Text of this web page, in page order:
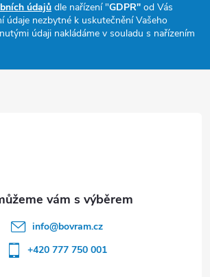
údajů dle nařízení "GDPR" od Vás
údaje nezbytné k uskutečnění Vašeho
údaji nakládáme v souladu s nařízením
info@bovram.cz
+420 777 750 001